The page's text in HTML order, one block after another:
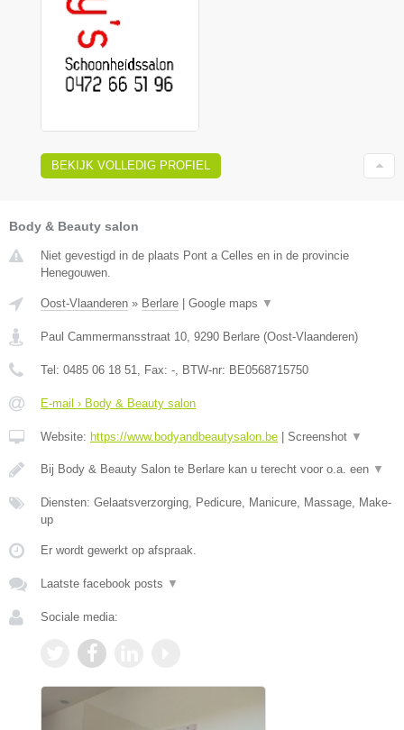
BEKIJK VOLLEDIG PROFIEL
Body & Beauty salon
Niet gevestigd in de plaats Pont a Celles en in de provincie
Henegouwen.
Oost-Vlaanderen » Berlare Google maps ▼
Paul Cammermansstraat 10 9290 Berlare (Oost-Vlaanderen)
Tel: 0485 06 18 51 , Fax: - , BTW-nr: BE0568715750
E-mail › Body & Beauty salon
Website: https://www.bodyandbeautysalon.be Screenshot ▼
Bij Body & Beauty Salon te Berlare kan u terecht voor o.a. een ▼
Diensten: Gelaatsverzorging, Pedicure, Manicure, Massage, Make-
up
Er wordt gewerkt op afspraak.
Laatste facebook posts ▼
Sociale media: